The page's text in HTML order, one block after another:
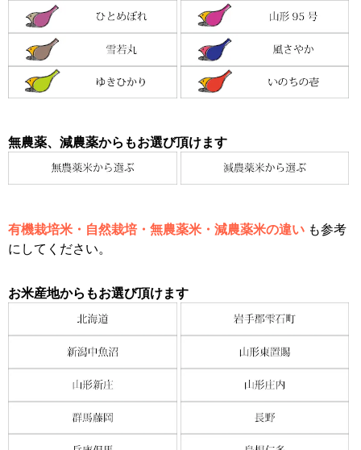
無農薬、減農薬からもお選び頂けます
有機栽培米・自然栽培・無農薬米・減農薬米の違い も参考
にしてください。
お米産地からもお選び頂けます